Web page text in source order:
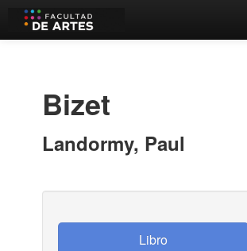
Estantes Virtuales
Contacto
Iniciar sesión
Bizet
Landormy, Paul